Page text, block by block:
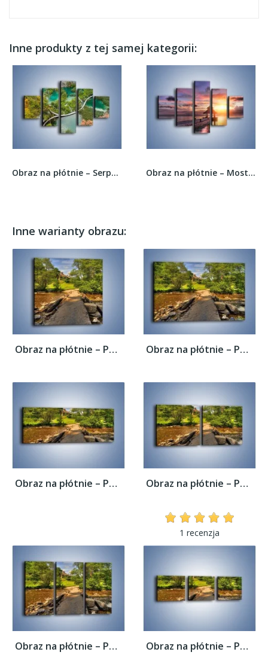
Inne produkty z tej samej kategorii:
Obraz na płótnie – Serpentyna na wodzie –... Obraz na płótnie – Most oświetlony latarenkami...
Inne warianty obrazu:
Obraz na płótnie – Powrót do rodzinnego... Obraz na płótnie – Powrót do rodzinnego...
Obraz na płótnie – Powrót do rodzinnego... Obraz na płótnie – Powrót do rodzinnego...
1 recenzja
Obraz na płótnie – Powrót do rodzinnego... Obraz na płótnie – Powrót do rodzinnego...